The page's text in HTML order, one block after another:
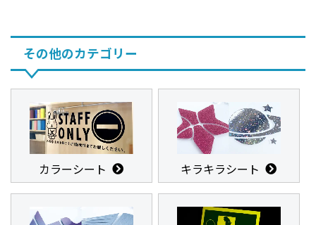
その他のカテゴリー
カラーシート キラキラシート